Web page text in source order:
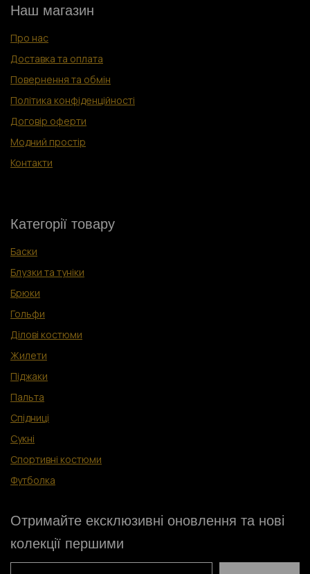
Наш магазин
Про нас
Доставка та оплата
Повернення та обмін
Політика конфіденційності
Договір оферти
Модний простір
Контакти
Категорії товару
Баски
Блузки та туніки
Брюки
Гольфи
Ділові костюми
Жилети
Піджаки
Пальта
Спідниці
Сукні
Спортивні костюми
Футболка
Отримайте ексклюзивні оновлення та нові
колекції першими